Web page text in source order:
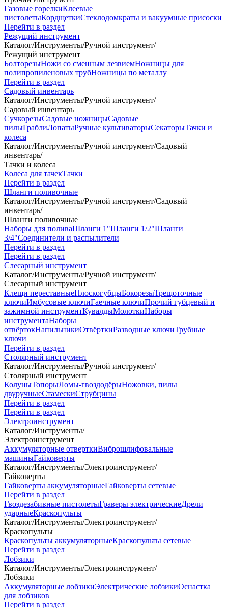
Газовые горелкиКлеевые
пистолетыКордщеткиСтеклодомкраты и вакуумные присоски
Перейти в раздел
Режущий инструмент
Каталог/Инструменты/Ручной инструмент/
Режущий инструмент
БолторезыНожи со сменным лезвиемНожницы для
полипропиленовых трубНожницы по металлу
Перейти в раздел
Садовый инвентарь
Каталог/Инструменты/Ручной инструмент/
Садовый инвентарь
СучкорезыСадовые ножницыСадовые
пилыГраблиЛопатыРучные культиваторыСекаторыТачки и
колеса
Каталог/Инструменты/Ручной инструмент/Садовый
инвентарь/
Тачки и колеса
Колеса для тачекТачки
Перейти в раздел
Шланги поливочные
Каталог/Инструменты/Ручной инструмент/Садовый
инвентарь/
Шланги поливочные
Наборы для поливаШланги 1"Шланги 1/2"Шланги
3/4"Соединители и распылители
Перейти в раздел
Перейти в раздел
Слесарный инструмент
Каталог/Инструменты/Ручной инструмент/
Слесарный инструмент
Клещи переставныеПлоскогубцыБокорезыТрещоточные
ключиИмбусовые ключиГаечные ключиПрочий губцевый и
зажимной инструментКувалдыМолоткиНаборы
инструментаНаборы
отвёртокНапильникиОтвёрткиРазводные ключиТрубные
ключи
Перейти в раздел
Столярный инструмент
Каталог/Инструменты/Ручной инструмент/
Столярный инструмент
КолуныТопорыЛомы-гвоздодёрыНожовки, пилы
двуручныеСтамескиСтрубцины
Перейти в раздел
Перейти в раздел
Электроинструмент
Каталог/Инструменты/
Электроинструмент
Аккумуляторные отверткиВиброшлифовальные
машиныГайковерты
Каталог/Инструменты/Электроинструмент/
Гайковерты
Гайковерты аккумуляторныеГайковерты сетевые
Перейти в раздел
Гвоздезабивные пистолетыГраверы электрическиеДрели
ударныеКраскопульты
Каталог/Инструменты/Электроинструмент/
Краскопульты
Краскопульты аккумуляторныеКраскопульты сетевые
Перейти в раздел
Лобзики
Каталог/Инструменты/Электроинструмент/
Лобзики
Аккумуляторные лобзикиЭлектрические лобзикиОснастка
для лобзиков
Перейти в раздел